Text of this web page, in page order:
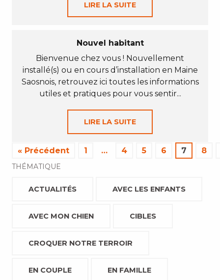
LIRE LA SUITE
Nouvel habitant
Bienvenue chez vous ! Nouvellement
installé(s) ou en cours d’installation en Maine
Saosnois, retrouvez ici toutes les informations
utiles et pratiques pour vous sentir...
LIRE LA SUITE
« Précédent 1 … 4 5 6 7 8
THÉMATIQUE
ACTUALITÉS AVEC LES ENFANTS
AVEC MON CHIEN CIBLES
CROQUER NOTRE TERROIR
EN COUPLE EN FAMILLE